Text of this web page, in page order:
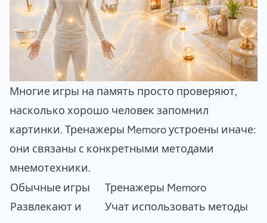
Многие игры на память просто проверяют,
насколько хорошо человек запомнил
картинки. Тренажеры Memoro устроены иначе:
они связаны с конкретными методами
мнемотехники.
Обычные игры
Развлекают и
Тренажеры Memoro
Учат использовать методы